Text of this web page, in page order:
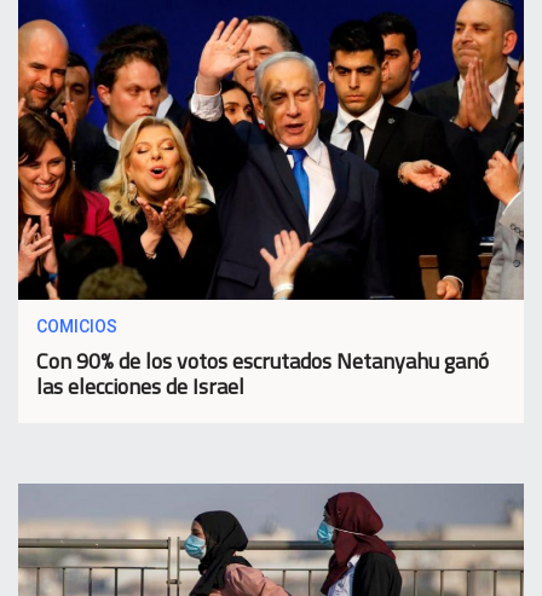
COMICIOS
Con 90% de los votos escrutados Netanyahu ganó
las elecciones de Israel